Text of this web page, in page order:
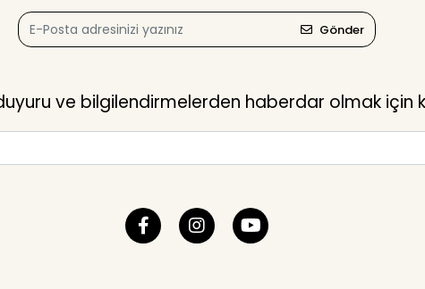
Gönder
ve bilgilendirmelerden haberdar olmak için